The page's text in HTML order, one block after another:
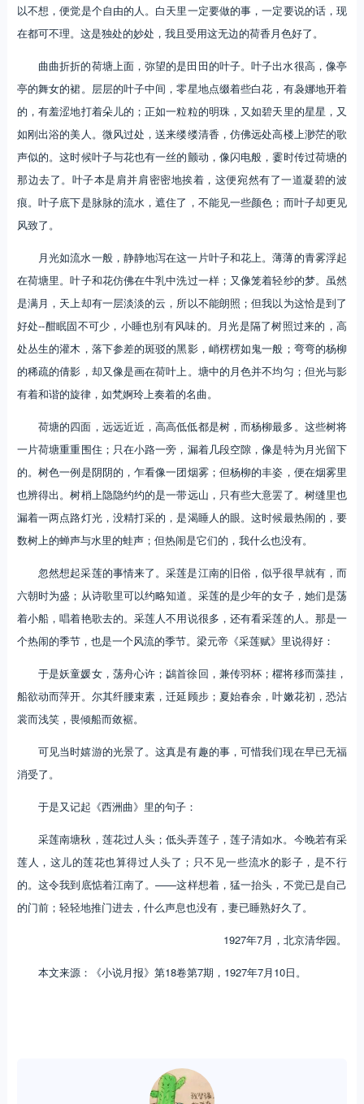
以不想，便觉是个自由的人。白天里一定要做的事，一定要说的话，现
在都可不理。这是独处的妙处，我且受用这无边的荷香月色好了。
曲曲折折的荷塘上面，弥望的是田田的叶子。叶子出水很高，像亭
亭的舞女的裙。层层的叶子中间，零星地点缀着些白花，有袅娜地开着
的，有羞涩地打着朵儿的；正如一粒粒的明珠，又如碧天里的星星，又
如刚出浴的美人。微风过处，送来缕缕清香，仿佛远处高楼上渺茫的歌
声似的。这时候叶子与花也有一丝的颤动，像闪电般，霎时传过荷塘的
那边去了。叶子本是肩并肩密密地挨着，这便宛然有了一道凝碧的波
痕。叶子底下是脉脉的流水，遮住了，不能见一些颜色；而叶子却更见
风致了。
月光如流水一般，静静地泻在这一片叶子和花上。薄薄的青雾浮起
在荷塘里。叶子和花仿佛在牛乳中洗过一样；又像笼着轻纱的梦。虽然
是满月，天上却有一层淡淡的云，所以不能朗照；但我以为这恰是到了
好处--酣眠固不可少，小睡也别有风味的。月光是隔了树照过来的，高
处丛生的灌木，落下参差的斑驳的黑影，峭楞楞如鬼一般；弯弯的杨柳
的稀疏的倩影，却又像是画在荷叶上。塘中的月色并不均匀；但光与影
有着和谐的旋律，如梵婀玲上奏着的名曲。
荷塘的四面，远远近近，高高低低都是树，而杨柳最多。这些树将
一片荷塘重重围住；只在小路一旁，漏着几段空隙，像是特为月光留下
的。树色一例是阴阴的，乍看像一团烟雾；但杨柳的丰姿，便在烟雾里
也辨得出。树梢上隐隐约约的是一带远山，只有些大意罢了。树缝里也
漏着一两点路灯光，没精打采的，是渴睡人的眼。这时候最热闹的，要
数树上的蝉声与水里的蛙声；但热闹是它们的，我什么也没有。
忽然想起采莲的事情来了。采莲是江南的旧俗，似乎很早就有，而
六朝时为盛；从诗歌里可以约略知道。采莲的是少年的女子，她们是荡
着小船，唱着艳歌去的。采莲人不用说很多，还有看采莲的人。那是一
个热闹的季节，也是一个风流的季节。梁元帝《采莲赋》里说得好：
于是妖童媛女，荡舟心许；鷁首徐回，兼传羽杯；欋将移而藻挂，
船欲动而萍开。尔其纤腰束素，迁延顾步；夏始春余，叶嫩花初，恐沾
裳而浅笑，畏倾船而敛裾。
可见当时嬉游的光景了。这真是有趣的事，可惜我们现在早已无福
消受了。
于是又记起《西洲曲》里的句子：
采莲南塘秋，莲花过人头；低头弄莲子，莲子清如水。今晚若有采
莲人，这儿的莲花也算得过人头了；只不见一些流水的影子，是不行
的。这令我到底惦着江南了。——这样想着，猛一抬头，不觉已是自己
的门前；轻轻地推门进去，什么声息也没有，妻已睡熟好久了。
1927年7月，北京清华园。
本文来源：《小说月报》第18卷第7期，1927年7月10日。